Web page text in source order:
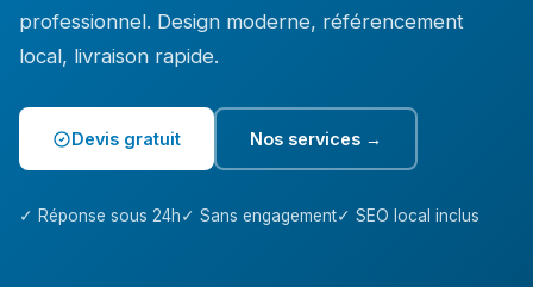
professionnel. Design moderne, référencement
local, livraison rapide.
Devis gratuit Nos services →
✓ Réponse sous 24h✓ Sans engagement✓ SEO local inclus